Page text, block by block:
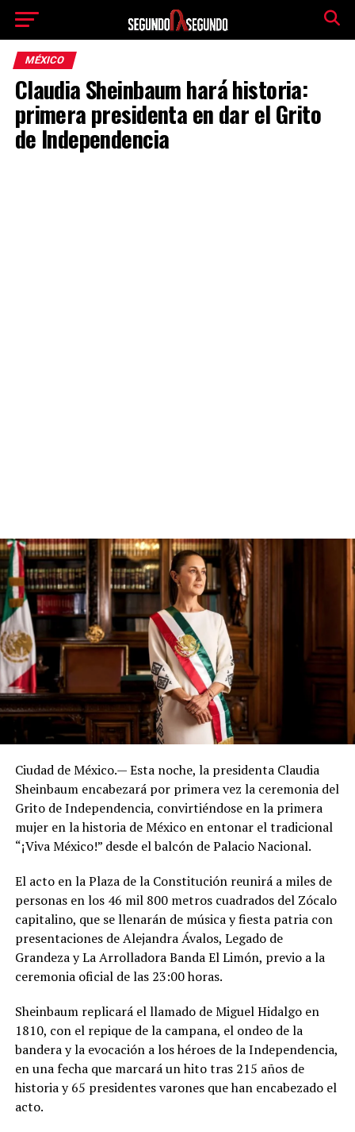
MÉXICO
Claudia Sheinbaum hará historia:
primera presidenta en dar el Grito
de Independencia
Ciudad de México.— Esta noche, la presidenta Claudia
Sheinbaum encabezará por primera vez la ceremonia del
Grito de Independencia, convirtiéndose en la primera
mujer en la historia de México en entonar el tradicional
“¡Viva México!” desde el balcón de Palacio Nacional.
El acto en la Plaza de la Constitución reunirá a miles de
personas en los 46 mil 800 metros cuadrados del Zócalo
capitalino, que se llenarán de música y fiesta patria con
presentaciones de Alejandra Ávalos, Legado de
Grandeza y La Arrolladora Banda El Limón, previo a la
ceremonia oficial de las 23:00 horas.
Sheinbaum replicará el llamado de Miguel Hidalgo en
1810, con el repique de la campana, el ondeo de la
bandera y la evocación a los héroes de la Independencia,
en una fecha que marcará un hito tras 215 años de
historia y 65 presidentes varones que han encabezado el
acto.